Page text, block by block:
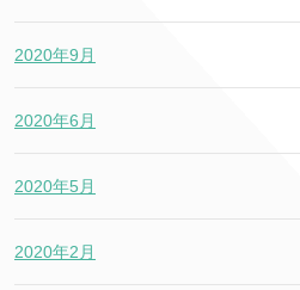
2020年9月
2020年6月
2020年5月
2020年2月